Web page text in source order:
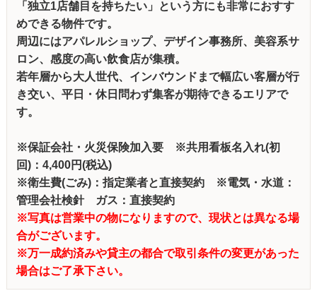
「独立1店舗目を持ちたい」という方にも非常におすす
めできる物件です。
周辺にはアパレルショップ、デザイン事務所、美容系サ
ロン、感度の高い飲食店が集積。
若年層から大人世代、インバウンドまで幅広い客層が行
き交い、平日・休日問わず集客が期待できるエリアで
す。
※保証会社・火災保険加入要 ※共用看板名入れ(初
回)：4,400円(税込)
※衛生費(ごみ)：指定業者と直接契約 ※電気・水道：
管理会社検針 ガス：直接契約
※写真は営業中の物になりますので、現状とは異なる場
合がございます。
※万一成約済みや貸主の都合で取引条件の変更があった
場合はご了承下さい。